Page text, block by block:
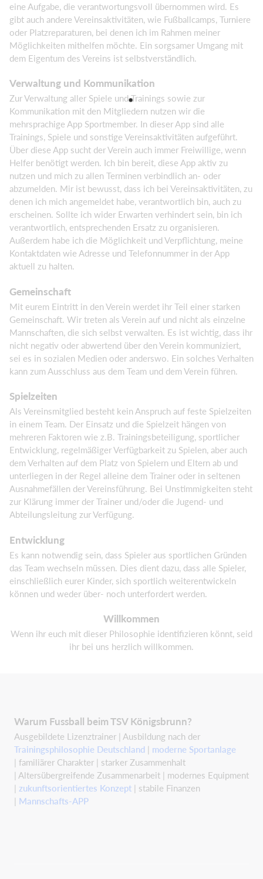
eine Aufgabe, die verantwortungsvoll übernommen wird. Es
gibt auch andere Vereinsaktivitäten, wie Fußballcamps, Turniere
oder Platzreparaturen, bei denen ich im Rahmen meiner
Möglichkeiten mithelfen möchte. Ein sorgsamer Umgang mit
dem Eigentum des Vereins ist selbstverständlich.
Verwaltung und Kommunikation
Zur Verwaltung aller Spiele und Trainings sowie zur
Kommunikation mit den Mitgliedern nutzen wir die
mehrsprachige App Sportmember. In dieser App sind alle
Trainings, Spiele und sonstige Vereinsaktivitäten aufgeführt.
Über diese App sucht der Verein auch immer Freiwillige, wenn
Helfer benötigt werden. Ich bin bereit, diese App aktiv zu
nutzen und mich zu allen Terminen verbindlich an- oder
abzumelden. Mir ist bewusst, dass ich bei Vereinsaktivitäten, zu
denen ich mich angemeldet habe, verantwortlich bin, auch zu
erscheinen. Sollte ich wider Erwarten verhindert sein, bin ich
verantwortlich, entsprechenden Ersatz zu organisieren.
Außerdem habe ich die Möglichkeit und Verpflichtung, meine
Kontaktdaten wie Adresse und Telefonnummer in der App
aktuell zu halten.
Gemeinschaft
Mit eurem Eintritt in den Verein werdet ihr Teil einer starken
Gemeinschaft. Wir treten als Verein auf und nicht als einzelne
Mannschaften, die sich selbst verwalten. Es ist wichtig, dass ihr
nicht negativ oder abwertend über den Verein kommuniziert,
sei es in sozialen Medien oder anderswo. Ein solches Verhalten
kann zum Ausschluss aus dem Team und dem Verein führen.
Spielzeiten
Als Vereinsmitglied besteht kein Anspruch auf feste Spielzeiten
in einem Team. Der Einsatz und die Spielzeit hängen von
mehreren Faktoren wie z.B. Trainingsbeteiligung, sportlicher
Entwicklung, regelmäßiger Verfügbarkeit zu Spielen, aber auch
dem Verhalten auf dem Platz von Spielern und Eltern ab und
unterliegen in der Regel alleine dem Trainer oder in seltenen
Ausnahmefällen der Vereinsführung. Bei Unstimmigkeiten steht
zur Klärung immer der Trainer und/oder die Jugend- und
Abteilungsleitung zur Verfügung.
Entwicklung
Es kann notwendig sein, dass Spieler aus sportlichen Gründen
das Team wechseln müssen. Dies dient dazu, dass alle Spieler,
einschließlich eurer Kinder, sich sportlich weiterentwickeln
können und weder über- noch unterfordert werden.
Willkommen
Wenn ihr euch mit dieser Philosophie identifizieren könnt, seid
ihr bei uns herzlich willkommen.
Warum Fussball beim TSV Königsbrunn?
Ausgebildete Lizenztrainer | Ausbildung nach der
Trainingsphilosophie Deutschland | moderne Sportanlage
| familiärer Charakter | starker Zusammenhalt
| Altersübergreifende Zusammenarbeit | modernes Equipment
| zukunftsorientiertes Konzept | stabile Finanzen
| Mannschafts-APP